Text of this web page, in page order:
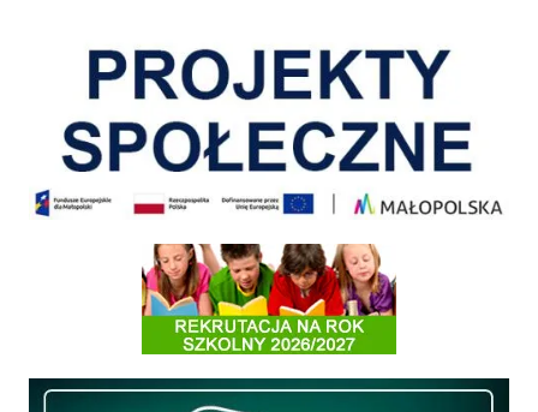
Informacja o terminach rekrutacji na rok szkolny 2026/2027
Międzyzakładowa Kasa Zapomogowo - Pożyczkowa